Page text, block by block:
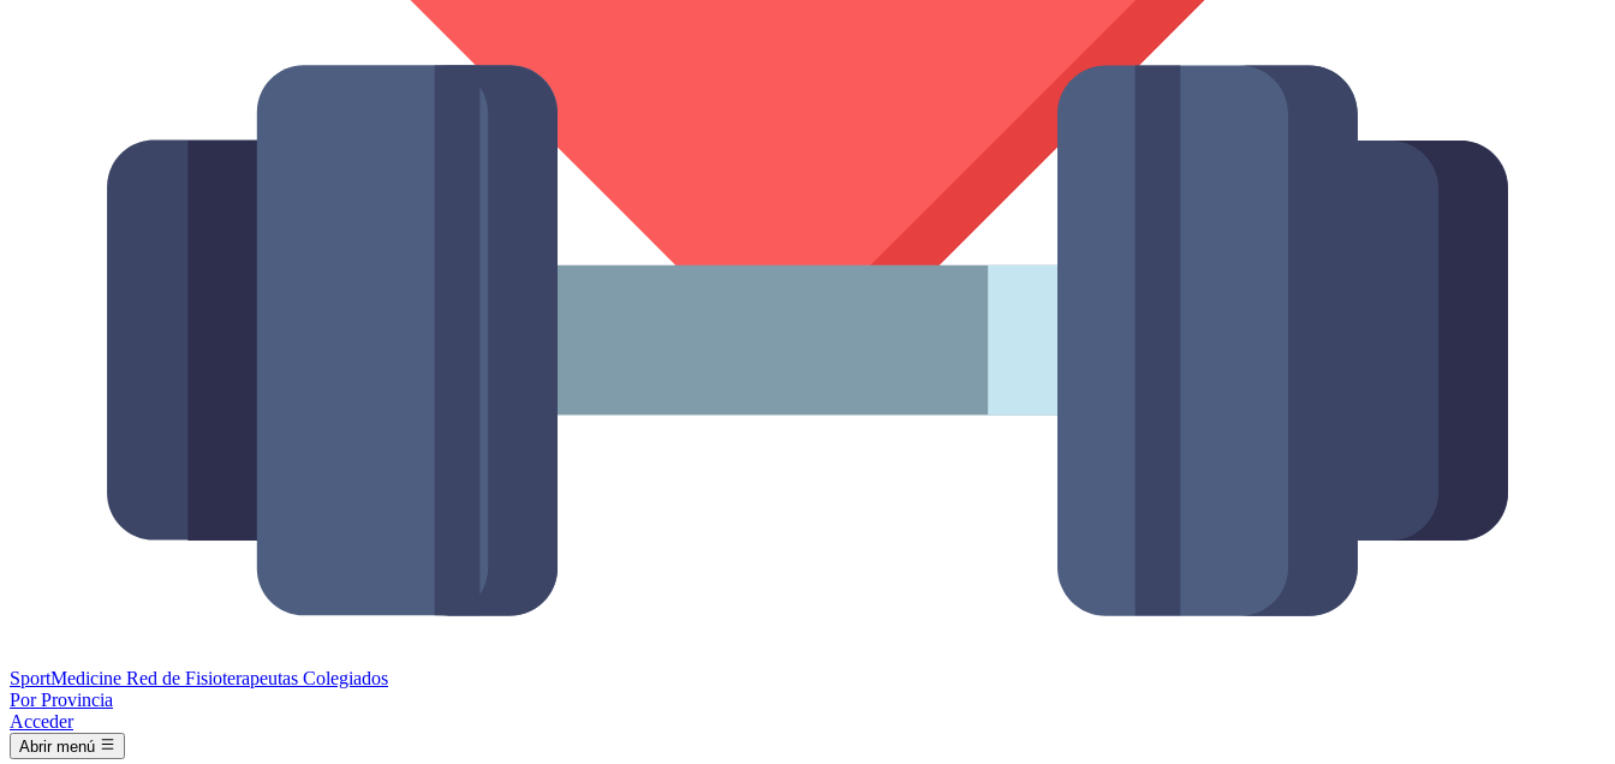
SportMedicine Red de Fisioterapeutas Colegiados
Por Provincia
Acceder
Abrir menú